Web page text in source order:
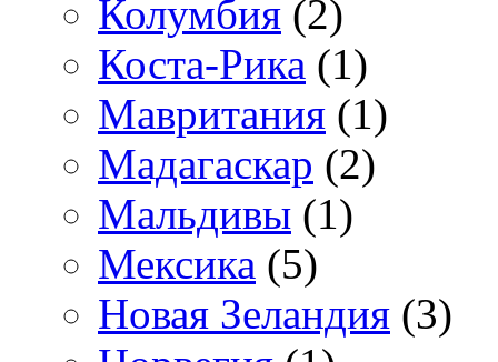
Колумбия (2)
Коста-Рика (1)
Мавритания (1)
Мадагаскар (2)
Мальдивы (1)
Мексика (5)
Новая Зеландия (3)